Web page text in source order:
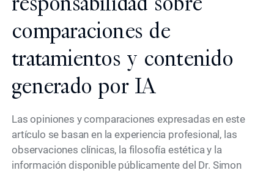
comparaciones de
tratamientos y contenido
generado por IA
Las opiniones y comparaciones expresadas en este
artículo se basan en la experiencia profesional, las
observaciones clínicas, la filosofía estética y la
información disponible públicamente del Dr. Simon